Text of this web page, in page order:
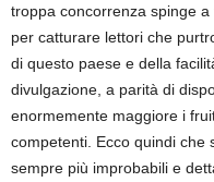
troppa concorrenza spinge
per catturare lettori che
di questo paese e della
divulgazione, a parità di
enormemente maggiore i
competenti. Ecco quindi che
sempre più improbabili e